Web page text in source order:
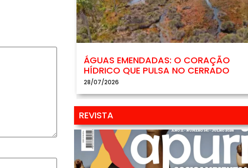
ÁGUAS EMENDADAS: O CORAÇÃO
HÍDRICO QUE PULSA NO CERRADO
28/07/2026
REVISTA